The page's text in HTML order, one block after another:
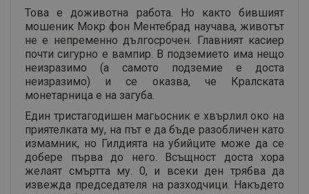
Това е доживотна работа. Но както бившият
мошеник Мокр фон Ментебрад научава, животът
не е непременно дългосрочен. Главният касиер
почти сигурно е вампир. В подземието има нещо
неизразимо (а самото подземие е доста
неизразимо) и се оказва, че Кралската
монетарница е на загуба.
Един тристагодишен магьосник е хвърлил око на
приятелката му, на път е да бъде разобличен като
измамник, но Гилдията на убийците може да се
добере първа до него. Всъщност доста хора
желаят смъртта му. 0, и всеки ден трябва да
извежда председателя на разходчици. Накъдето